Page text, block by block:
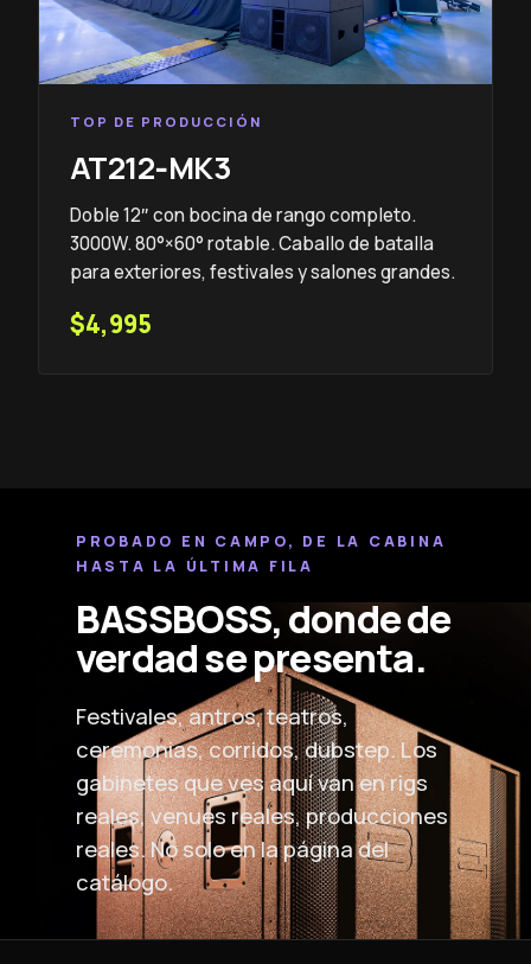
TOP DE PRODUCCIÓN
AT212‑MK3
Doble 12″ con bocina de rango completo.
3000W. 80°×60° rotable. Caballo de batalla
para exteriores, festivales y salones grandes.
$4,995
PROBADO EN CAMPO, DE LA CABINA
HASTA LA ÚLTIMA FILA
BASSBOSS, donde de
verdad se presenta.
Festivales, antros, teatros,
ceremonias, corridos, dubstep. Los
gabinetes que ves aquí van en rigs
reales, venues reales, producciones
reales. No solo en la página del
catálogo.